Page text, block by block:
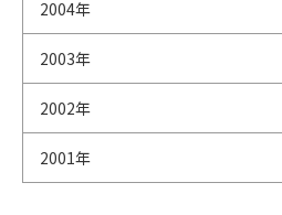
2004年
2003年
2002年
2001年